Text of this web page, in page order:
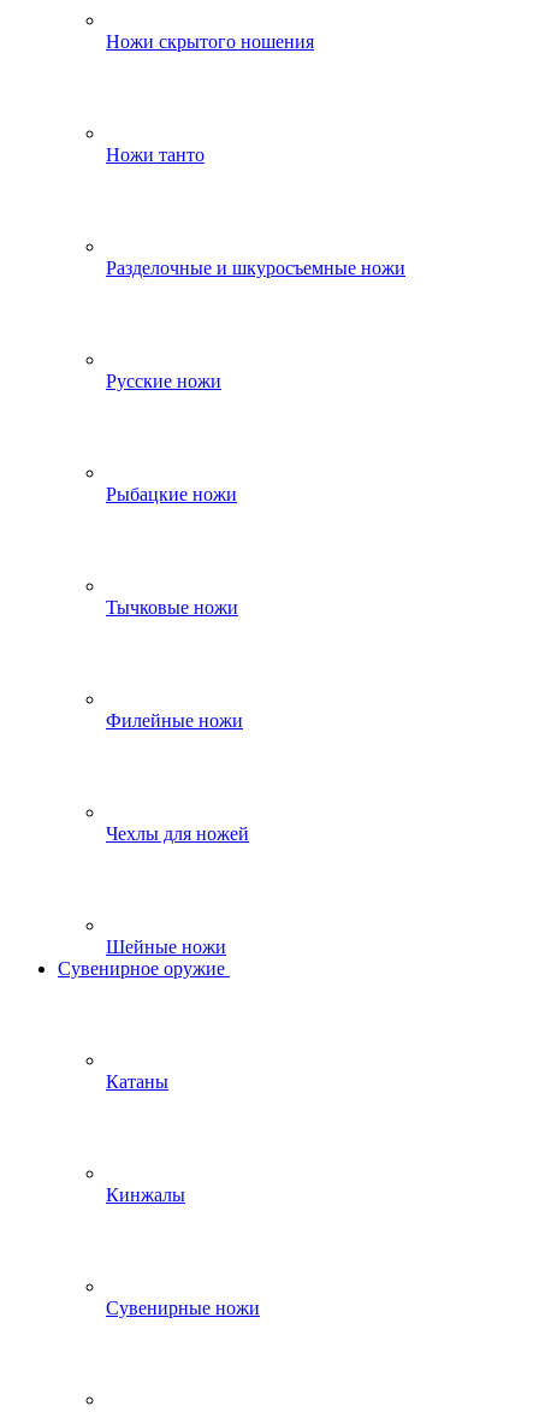
Ножи скрытого ношения
Ножи танто
Разделочные и шкуросъемные ножи
Русские ножи
Рыбацкие ножи
Тычковые ножи
Филейные ножи
Чехлы для ножей
Шейные ножи
Сувенирное оружие
Катаны
Кинжалы
Сувенирные ножи